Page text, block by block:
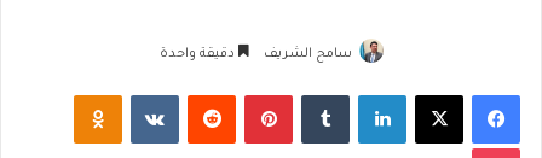
سامح الشريف دقيقة واحدة
فيسبوك لينكدإن بينتيريست